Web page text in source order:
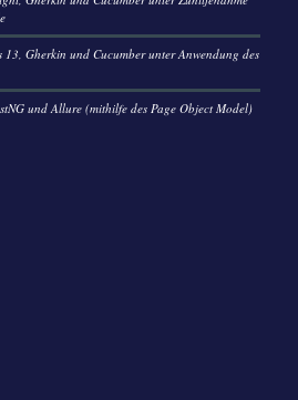
13, Gherkin und Cucumber unter Anwendung des
und Allure (mithilfe des Page Object Model)